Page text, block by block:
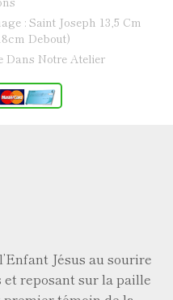
: Saint Joseph 13,5 Cm
Debout)
Dans Notre Atelier
Jésus au sourire
et reposant sur la paille